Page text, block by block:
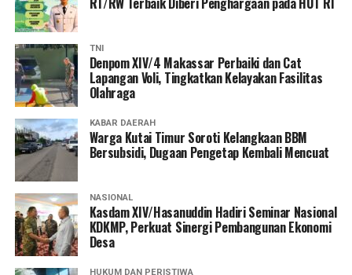
TNI
Denpom XIV/4 Makassar Perbaiki dan Cat
Lapangan Voli, Tingkatkan Kelayakan Fasilitas
Olahraga
KABAR DAERAH
Warga Kutai Timur Soroti Kelangkaan BBM
Bersubsidi, Dugaan Pengetap Kembali Mencuat
NASIONAL
Kasdam XIV/Hasanuddin Hadiri Seminar Nasional
KDKMP, Perkuat Sinergi Pembangunan Ekonomi
Desa
HUKUM DAN PERISTIWA